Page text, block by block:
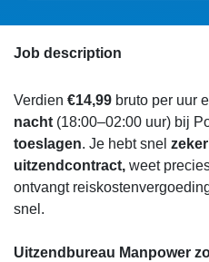
Job description
Verdien €14,99 bruto per uur
nacht(18:00–02:00 uur) bij
toeslagen. Je hebt snel
uitzendcontract, weet
ontvangt
snel.
Uitzendbureau Manpower